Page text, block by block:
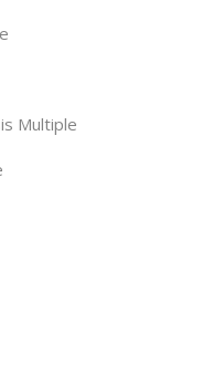
Multiple